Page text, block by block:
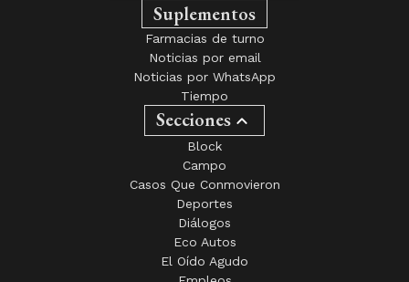
Suplementos
Farmacias de turno
Noticias por email
Noticias por WhatsApp
Tiempo
Secciones
Block
Campo
Casos Que Conmovieron
Deportes
Diálogos
Eco Autos
El Oído Agudo